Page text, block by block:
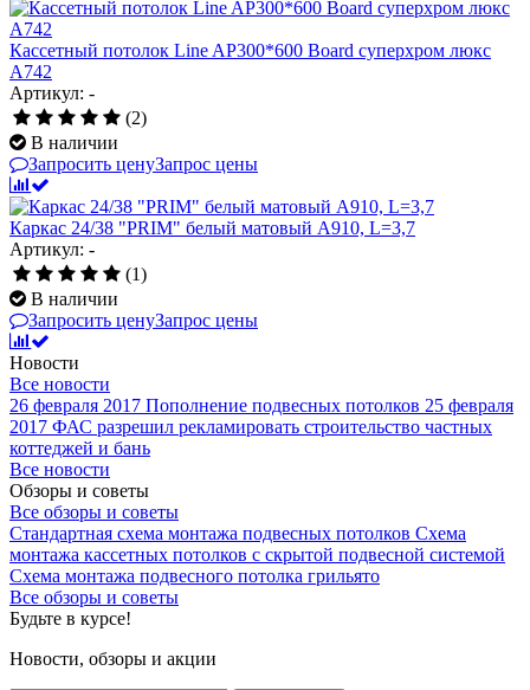
Кассетный потолок Line AP300*600 Board суперхром люкс
А742
Артикул: -
(2)
В наличии
Запросить ценуЗапрос цены
Каркас 24/38 "PRIM" белый матовый A910, L=3,7
Артикул: -
(1)
В наличии
Запросить ценуЗапрос цены
Новости
Все новости
26 февраля 2017 Пополнение подвесных потолков 25 февраля
2017 ФАС разрешил рекламировать строительство частных
коттеджей и бань
Все новости
Обзоры и советы
Все обзоры и советы
Стандартная схема монтажа подвесных потолков Схема
монтажа кассетных потолков с скрытой подвесной системой
Схема монтажа подвесного потолка грильято
Все обзоры и советы
Будьте в курсе!
Новости, обзоры и акции